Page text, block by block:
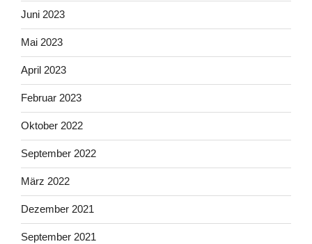
Juni 2023
Mai 2023
April 2023
Februar 2023
Oktober 2022
September 2022
März 2022
Dezember 2021
September 2021